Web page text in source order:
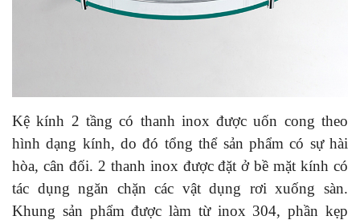
Kệ kính 2 tầng có thanh inox được uốn cong theo
hình dạng kính, do đó tổng thể sản phẩm có sự hài
hòa, cân đối. 2 thanh inox được đặt ở bề mặt kính có
tác dụng ngăn chặn các vật dụng rơi xuống sàn.
Khung sản phẩm được làm từ inox 304, phần kẹp